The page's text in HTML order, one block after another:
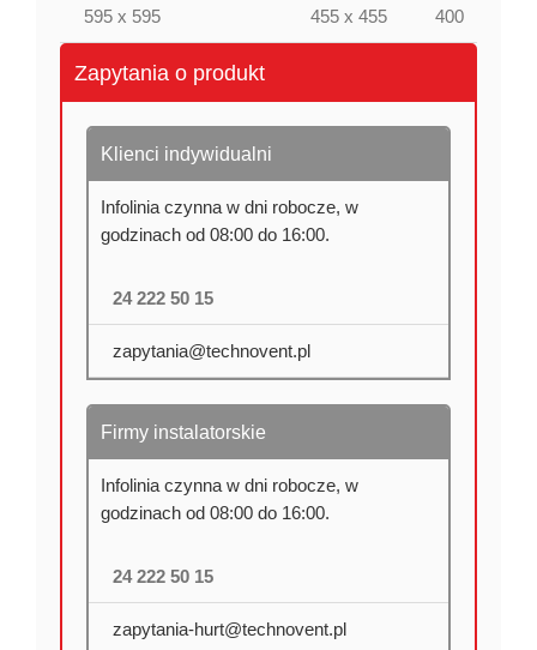
595 x 595 455 x 455 400
Zapytania o produkt
Klienci indywidualni
Infolinia czynna w dni robocze, w
godzinach od 08:00 do 16:00.
24 222 50 15
zapytania@technovent.pl
Firmy instalatorskie
Infolinia czynna w dni robocze, w
godzinach od 08:00 do 16:00.
24 222 50 15
zapytania-hurt@technovent.pl